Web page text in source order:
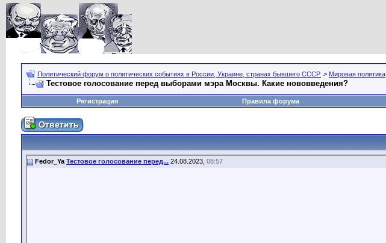
Политический форум о политических событиях в России, Украине, странах бывшего СССР. > Мировая политика
Тестовое голосование перед выборами мэра Москвы. Какие нововведения?
Регистрация Правила форума
Fedor_Ya Тестовое голосование перед... 24.08.2023, 08:57